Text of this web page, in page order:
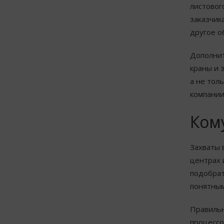
другое
краны и
а не
Захваты
центрах